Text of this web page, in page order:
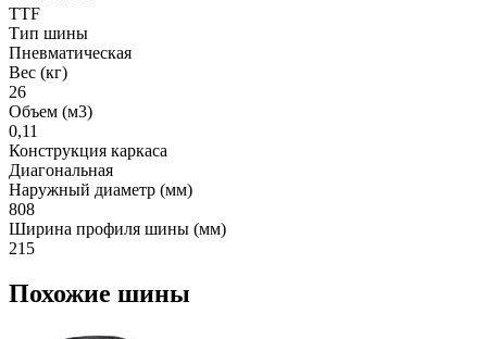
TTF
Тип шины
Пневматическая
Вес (кг)
26
Объем (м3)
0,11
Конструкция каркаса
Диагональная
Наружный диаметр (мм)
808
Ширина профиля шины (мм)
215
Похожие шины